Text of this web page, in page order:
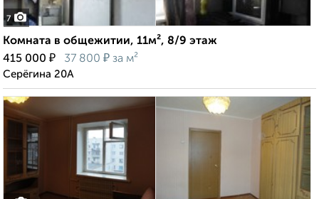
7
Комната в общежитии, 11м², 8/9 этаж
415 000 ₽ 37 800 ₽ за м²
Серёгина 20А